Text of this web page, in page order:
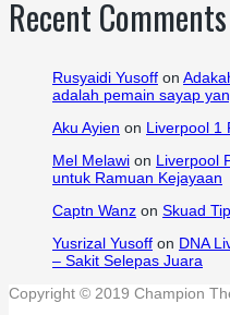
Recent Comments
Rusyaidi Yusoff on
adalah pemain sayap
Aku Ayien on Liverpool 1
Mel Melawi on Liverpool
untuk Ramuan Kejayaan
Captn Wanz on Skuad
Yusrizal Yusoff on DNA
– Sakit Selepas Juara
Copyright © 2019 Champion